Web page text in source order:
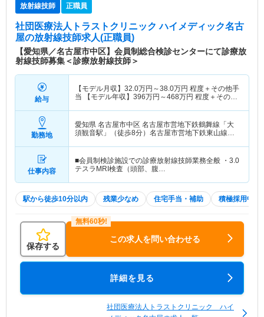
放射線技師 正職員
社団医療法人トラストクリニック ハイメディック名古
屋の放射線技師求人(正職員)
【愛知県／名古屋市中区】会員制総合検診センターにて診療放
射線技師募集＜診療放射線技師＞
給与
【モデル月収】 32.0万円～38.0万円 程度＋その他手
当 【モデル年収】 396万円～468万円 程度＋その他
勤務地
愛知県 名古屋市中区 名古屋市営地下鉄鶴舞線「大
須観音駅」（徒歩8分）名古屋市営地下鉄東山線
仕事内容
■会員制検診施設での診療放射線技師業務全般 ・3.0
テスラMRI検査（頭部、腹…
駅から徒歩10分以内 残業少なめ 住宅手当・補助 積極採用中
保存する
この求人を問い合わせる
詳細を見る
社団医療法人トラストクリニック ハイ